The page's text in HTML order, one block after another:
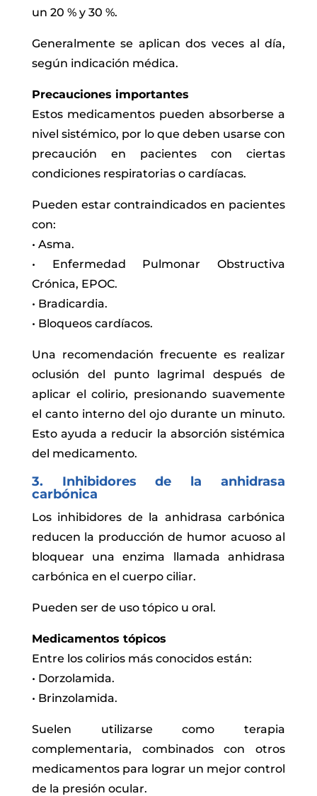
un 20 % y 30 %.
Generalmente se aplican dos veces al día,
según indicación médica.
Precauciones importantes
Estos medicamentos pueden absorberse a
nivel sistémico, por lo que deben usarse con
precaución en pacientes con ciertas
condiciones respiratorias o cardíacas.
Pueden estar contraindicados en pacientes
con:
• Asma.
• Enfermedad Pulmonar Obstructiva
Crónica, EPOC.
• Bradicardia.
• Bloqueos cardíacos.
Una recomendación frecuente es realizar
oclusión del punto lagrimal después de
aplicar el colirio, presionando suavemente
el canto interno del ojo durante un minuto.
Esto ayuda a reducir la absorción sistémica
del medicamento.
3. Inhibidores de la anhidrasa
carbónica
Los inhibidores de la anhidrasa carbónica
reducen la producción de humor acuoso al
bloquear una enzima llamada anhidrasa
carbónica en el cuerpo ciliar.
Pueden ser de uso tópico u oral.
Medicamentos tópicos
Entre los colirios más conocidos están:
• Dorzolamida.
• Brinzolamida.
Suelen utilizarse como terapia
complementaria, combinados con otros
medicamentos para lograr un mejor control
de la presión ocular.